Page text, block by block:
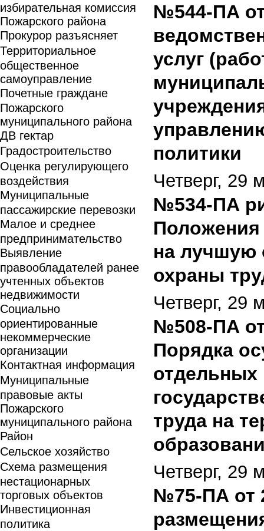
избирательная комиссия
Пожарского района
Прокурор разъясняет
Территориальное
общественное
самоуправление
Почетные граждане
Пожарского
муниципального района
ДВ гектар
Градостроительство
Оценка регулирующего
воздействия
Муниципальные
пассажирские перевозки
Малое и среднее
предпринимательство
Выявление
правообладателей ранее
учтенных объектов
недвижимости
Социально
ориентированные
некоммерческие
организации
Контактная информация
Муниципальные
правовые акты
Пожарского
муниципального района
Район
Сельское хозяйство
Схема размещения
нестационарных
торговых объектов
Инвестиционная
политика
№544-ПА
услуг
политики
Четверг, 29
№534-ПА
Положения
на лучшую
охраны
Четверг, 29
№508-ПА
Порядка
отдельных
труда на
Четверг, 29
№75-ПА от